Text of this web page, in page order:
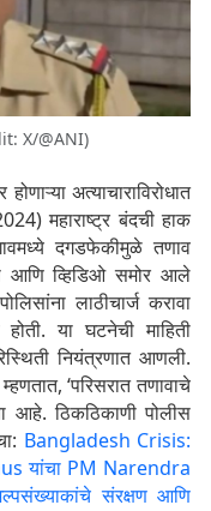
X/@ANI)
अत्याचाराविरोधात
महाराष्ट्र बंदची हाक
दगडफेकीमुळे तणाव
आणि व्हिडिओ समोर आले
लाठीचार्ज करावा
या घटनेची माहिती
नियंत्रणात आणली.
‘परिसरात तणावाचे
आहे. ठिकठिकाणी पोलीस
Bangladesh Crisis:
यांचा PM Narendra
संरक्षण आणि